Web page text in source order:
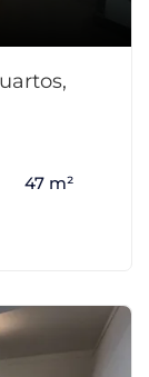
47 m²